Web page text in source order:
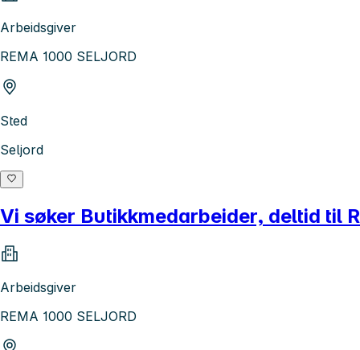
Arbeidsgiver
REMA 1000 SELJORD
Sted
Seljord
Vi søker Butikkmedarbeider, deltid til
Arbeidsgiver
REMA 1000 SELJORD